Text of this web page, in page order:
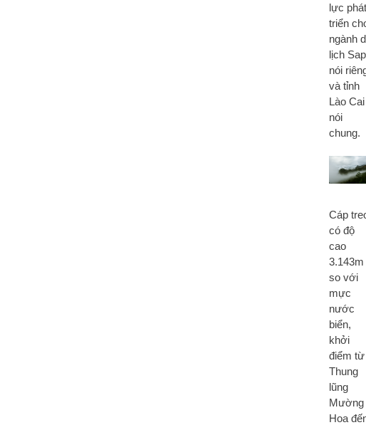
lực phát
triển
ngành
lịch
nói
và tỉnh
Lào Cai
nói
chung.
Cáp
có độ
cao
3.143m
so với
mực
nước
biển,
khởi
điểm từ
Thung
lũng
Mường
Hoa